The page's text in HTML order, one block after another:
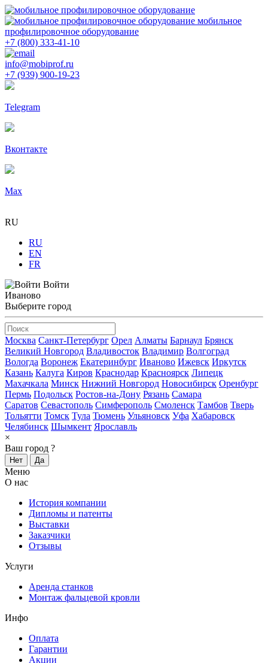
мобильное
профилировочное оборудование
+7 (800) 333-41-10
info@mobiprof.ru
+7 (939) 900-19-23
Telegram
Вконтакте
Max
RU
RU
EN
FR
Войти
Иваново
Выберите город
Москва Санкт-Петербург Орел Алматы Барнаул Брянск
Великий Новгород Владивосток Владимир Волгоград
Вологда Воронеж Екатеринбург Иваново Ижевск Иркутск
Казань Калуга Киров Краснодар Красноярск Липецк
Махачкала Минск Нижний Новгород Новосибирск Оренбург
Пермь Подольск Ростов-на-Дону Рязань Самара
Саратов Севастополь Симферополь Смоленск Тамбов Тверь
Тольятти Томск Тула Тюмень Ульяновск Уфа Хабаровск
Челябинск Шымкент Ярославль
×
Ваш город ?
Нет Да
Меню
О нас
История компании
Дипломы и патенты
Выставки
Заказчики
Отзывы
Услуги
Аренда станков
Монтаж фальцевой кровли
Инфо
Оплата
Гарантии
Акции